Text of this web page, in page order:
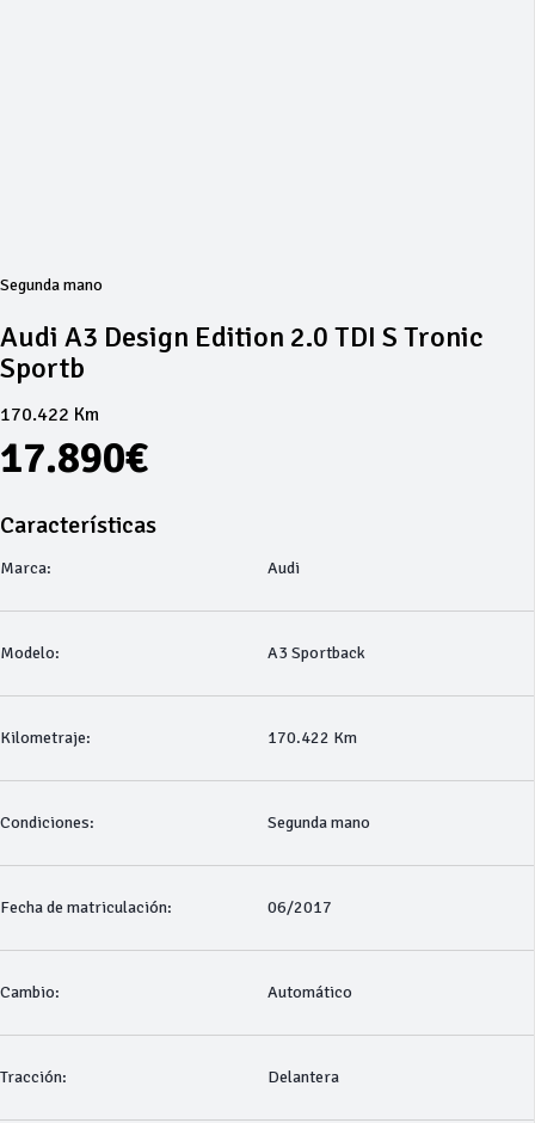
Segunda mano
Audi A3 Design Edition 2.0 TDI S Tronic
Sportb
170.422 Km
17.890€
Características
Marca: Audi
Modelo: A3 Sportback
Kilometraje: 170.422 Km
Condiciones: Segunda mano
Fecha de matriculación: 06/2017
Cambio: Automático
Tracción: Delantera